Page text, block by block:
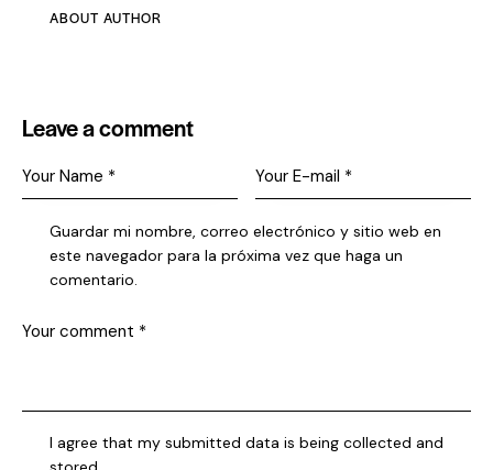
ABOUT AUTHOR
Leave a comment
Guardar mi nombre, correo electrónico y sitio web en
este navegador para la próxima vez que haga un
comentario.
I agree that my submitted data is being collected and